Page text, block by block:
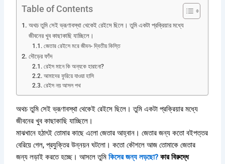
Table of Contents
অথচ তুমি সেই ভ্রূণাবস্থা থেকেই রেইসে ছিলে। তুমি একটা প্রক্রিয়ার মধ্যে
জীবনের খুব কাছাকাছি যাচ্ছিলে।
জেতার রেইসে মরে জীবন- দ্বিতীয় কিস্তি
দৌড়ের ফাঁদ
রেইস মানে কি অন্যকে হারানো?
আমাদের ফুরিয়ে যাওয়া হাসি
রেইস নয় আসল পথ
অথচ তুমি সেই ভ্রূণাবস্থা থেকেই রেইসে ছিলে। তুমি একটা প্রক্রিয়ার মধ্যে
জীবনের খুব কাছাকাছি যাচ্ছিলে।
মাঝখানে হঠাৎই তোমার কাছে এলো জেতার আহ্বান। জেতার জন্য কতো বইপত্তর
বেরিয়ে গেল, প্রযুক্তির উন্নয়ন ঘটলো। কতো কৌশলে আজ তোমাকে জেতার
জন্য লড়াই করতে হচ্ছে। আসলে তুমিকিসের জন্য লড়ছো? কার বিরুদ্ধে